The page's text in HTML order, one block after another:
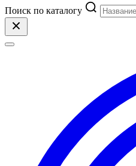
Поиск по каталогу